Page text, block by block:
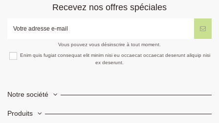
Recevez nos offres spéciales
Vous pouvez vous désinscrire à tout moment.
Enim quis fugiat consequat elit minim nisi eu occaecat occaecat deserunt aliquip nisi
ex deserunt.
Notre société
Produits